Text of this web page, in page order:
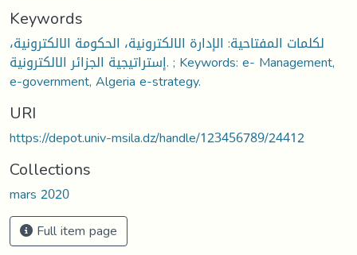
Keywords
لكلمات المفتاحية: الإدارة الالكترونية، الحكومة الالكترونية،
إستراتيجية الجزائر الالكترونية. ; Keywords: e- Management,
e-government, Algeria e-strategy.
URI
https://depot.univ-msila.dz/handle/123456789/24412
Collections
mars 2020
Full item page